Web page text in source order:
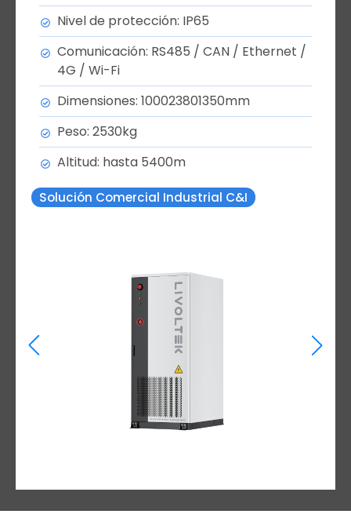
Nivel de protección: IP65
Comunicación: RS485 / CAN / Ethernet /
4G / Wi-Fi
Dimensiones: 100023801350mm
Peso: 2530kg
Altitud: hasta 5400m
Solución Comercial Industrial C&I